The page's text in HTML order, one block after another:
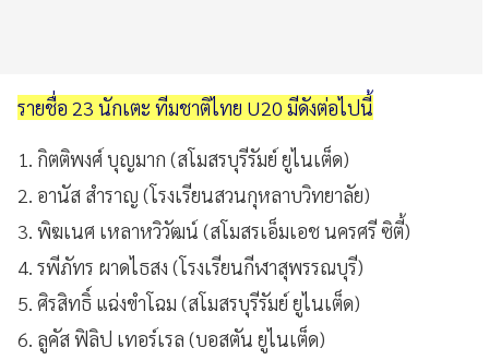
รายชื่อ 23 นักเตะ ทีมชาติไทย U20 มีดังต่อไปนี้
1. กิตติพงศ์ บุญมาก (สโมสรบุรีรัมย์ ยูไนเต็ด)
2. อานัส สำราญ (โรงเรียนสวนกุหลาบวิทยาลัย)
3. พิฆเนศ เหลาหวิวัฒน์ (สโมสรเอ็มเอช นครศรี ซิตี้)
4. รพีภัทร ผาดไธสง (โรงเรียนกีฬาสุพรรณบุรี)
5. ศิรสิทธิ์ แฉ่งขำโฉม (สโมสรบุรีรัมย์ ยูไนเต็ด)
6. ลูคัส ฟิลิป เทอร์เรล (บอสตัน ยูไนเต็ด)